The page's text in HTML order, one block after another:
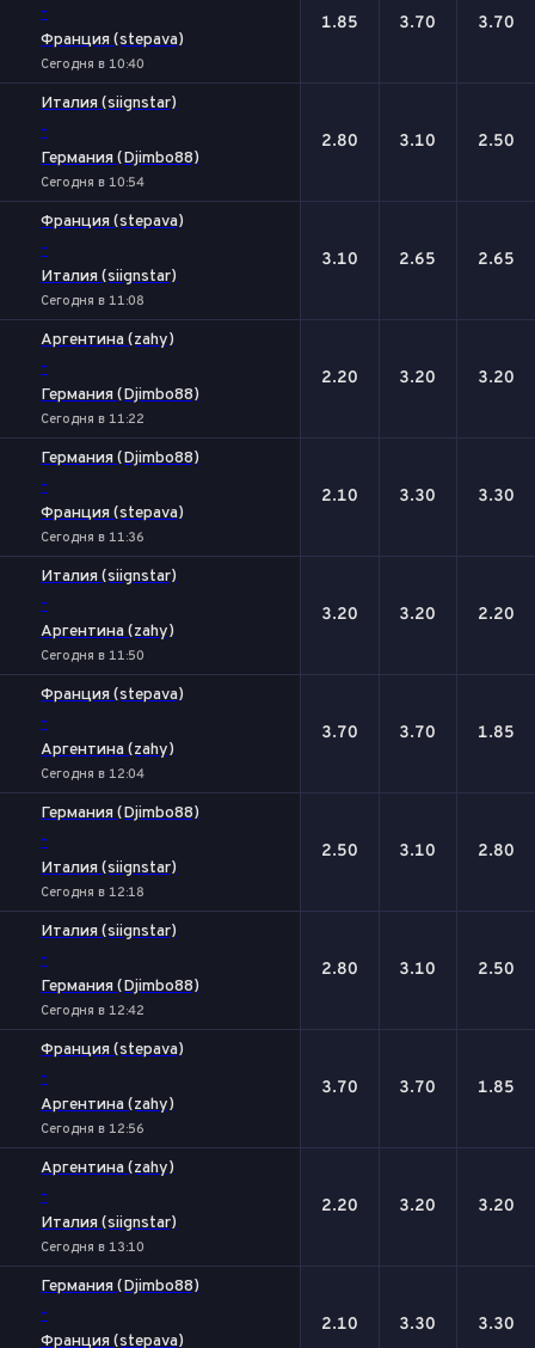
-
Франция (stepava)
Сегодня в 10:40
1.85 3.70 3.70
Италия (siignstar)
-
Германия (Djimbo88)
Сегодня в 10:54
2.80 3.10 2.50
Франция (stepava)
-
Италия (siignstar)
Сегодня в 11:08
3.10 2.65 2.65
Аргентина (zahy)
-
Германия (Djimbo88)
Сегодня в 11:22
2.20 3.20 3.20
Германия (Djimbo88)
-
Франция (stepava)
Сегодня в 11:36
2.10 3.30 3.30
Италия (siignstar)
-
Аргентина (zahy)
Сегодня в 11:50
3.20 3.20 2.20
Франция (stepava)
-
Аргентина (zahy)
Сегодня в 12:04
3.70 3.70 1.85
Германия (Djimbo88)
-
Италия (siignstar)
Сегодня в 12:18
2.50 3.10 2.80
Италия (siignstar)
-
Германия (Djimbo88)
Сегодня в 12:42
2.80 3.10 2.50
Франция (stepava)
-
Аргентина (zahy)
Сегодня в 12:56
3.70 3.70 1.85
Аргентина (zahy)
-
Италия (siignstar)
Сегодня в 13:10
2.20 3.20 3.20
Германия (Djimbo88)
-
Франция (stepava)
2.10 3.30 3.30